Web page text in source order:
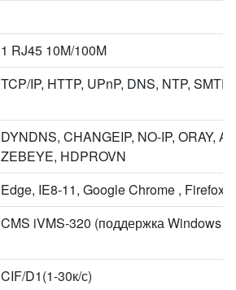
1 RJ45 10M/100M
TCP/IP, HTTP, UPnP, DNS, NTP,
DYNDNS, CHANGEIP, NO-IP, ORAY,
ZEBEYE, HDPROVN
Edge, IE8-11, Google Chrome , Firefox ,
CMS iVMS-320 (поддержка Windows
CIF/D1(1-30к/с)